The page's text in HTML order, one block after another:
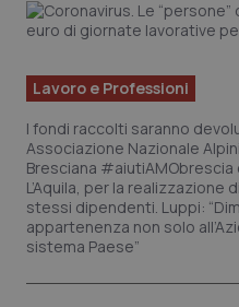
Lavoro e Professioni
I fondi raccolti saranno
Associazione Nazionale
Bresciana #aiutiAMObrescia
L’Aquila, per la
stessi dipendenti. Luppi:
appartenenza non solo
sistema Paese”